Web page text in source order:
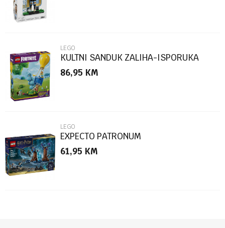
POŠALJI
LEGO
KULTNI SANDUK ZALIHA-ISPORUKA
86,95 KM
LEGO
EXPECTO PATRONUM
61,95 KM